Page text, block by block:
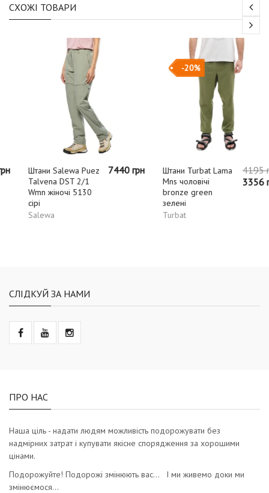
СХОЖІ ТОВАРИ
Штани Salewa Puez
Talvena DST 2/1
Wmn жіночі 5130
Salewa
7440 грн
-20%
Штани Turbat Lama
Mns чоловічі
bronze green
зелені
Turbat
4195 грн
3356 грн
СЛІДКУЙ ЗА НАМИ
ПРО НАС
Наша ціль - надати людям можливість подорожувати без
надмірних затрат і купувати якісне спорядження за хорошими
цінами.
Подорожуйте! Подорожі змінюють вас… І ми живемо доки ми
змінюємося…